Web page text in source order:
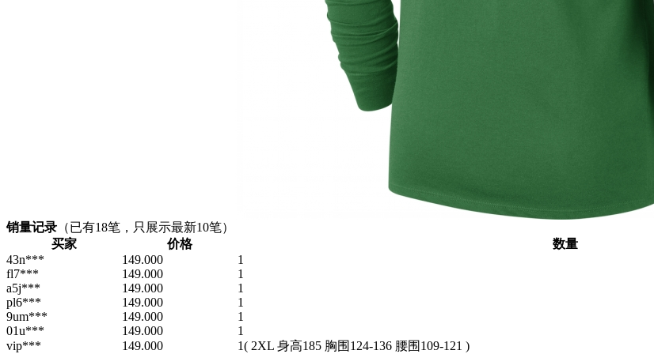
销量记录 （已有18笔，只展示最新10笔）
买家
价格 数量
43n***
149.000 1
fl7***
149.000 1
a5j***
149.000 1
pl6***
149.000 1
9um***
149.000 1
01u***
149.000 1
vip***
149.000 1( 2XL 身高185 胸围124-136 腰围109-121 )